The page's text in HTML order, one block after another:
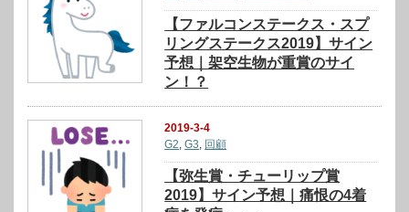
【ファルコンステークス・スプ
リングステークス2019】サイン
予想｜架空生物が重賞のサイ
ン！？
2019-3-4
G2 ,G3 回顧
【弥生賞・チューリップ賞
2019】サイン予想｜痛恨の4着